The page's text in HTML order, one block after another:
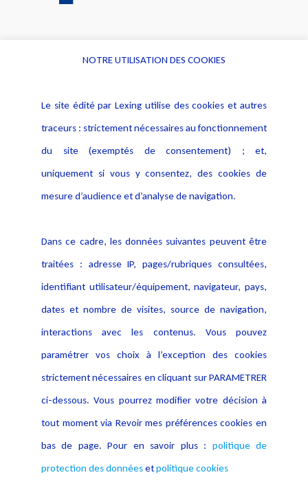
Alerte professionnelle
Déclaration d'accessibilité
Notice Légale
Politique de protection des
données
Publications
NOTRE UTILISATION DES COOKIES
Le site édité par Lexing utilise des cookies et autres
traceurs : strictement nécessaires au fonctionnement
du site (exemptés de consentement) ; et,
uniquement si vous y consentez, des cookies de
mesure d’audience et d’analyse de navigation.
Dans ce cadre, les données suivantes peuvent être
traitées : adresse IP, pages/rubriques consultées,
identifiant utilisateur/équipement, navigateur, pays,
dates et nombre de visites, source de navigation,
interactions avec les contenus. Vous pouvez
paramétrer vos choix à l’exception des cookies
strictement nécessaires en cliquant sur PARAMETRER
ci-dessous. Vous pourrez modifier votre décision à
tout moment via Revoir mes préférences cookies en
bas de page. Pour en savoir plus : politique de
protection des donnéesetpolitique cookies